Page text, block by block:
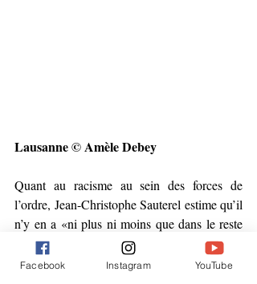
Lausanne © Amèle Debey
Quant au racisme au sein des forces de
l’ordre, Jean-Christophe Sauterel estime qu’il
n’y en a «ni plus ni moins que dans le reste
de la société»: «La police est à l’image de la
population. On condamne de manière très
Facebook Instagram YouTube